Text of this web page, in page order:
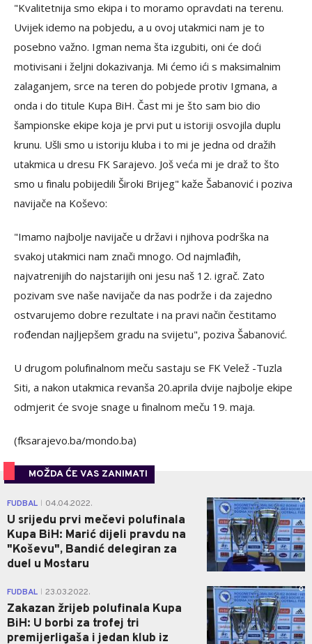
"Kvalitetnija smo ekipa i to moramo opravdati na terenu.
Uvijek idemo na pobjedu, a u ovoj utakmici nam je to
posebno važno. Igman nema šta izgubiti, oni će doći
motivisani i željni dokazivanja. Mi ćemo ići s maksimalnim
zalaganjem, srce na teren do pobjede protiv Igmana, a
onda i do titule Kupa BiH. Čast mi je što sam bio dio
šampionske ekipe koja je prvi put u istoriji osvojila duplu
krunu. Ušli smo u istoriju kluba i to mi je jedna od dražih
utakmica u dresu FK Sarajevo. Još veća mi je draž to što
smo u finalu pobijedili Široki Brijeg" kaže Šabanović i poziva
navijače na Koševo:
"Imamo najbolje navijače u državi i njihova podrška na
svakoj utakmici nam znači mnogo. Od najmlađih,
najvatrenijih do najstarijih oni jesu naš 12. igrač. Zato
pozivam sve naše navijače da nas podrže i da zajedno
ostvarujemo dobre rezultate i na pravi način čestitamo
rođendan najljepšem gradu na svijetu", poziva Šabanović.
U drugom polufinalnom meču sastaju se FK Velež -Tuzla
Siti, a nakon utakmica revanša 20.aprila dvije najbolje ekipe
odmjerit će svoje snage u finalnom meču 19. maja.
(fksarajevo.ba/mondo.ba)
MOŽDA ĆE VAS ZANIMATI
FUDBAL 04.04.2022.
U srijedu prvi mečevi polufinala
Kupa BiH: Marić dijeli pravdu na
"Koševu", Bandić delegiran za
duel u Mostaru
0
FUDBAL 23.03.2022.
Zakazan žrijeb polufinala Kupa
BiH: U borbi za trofej tri
premijerligaša i jedan klub iz
0